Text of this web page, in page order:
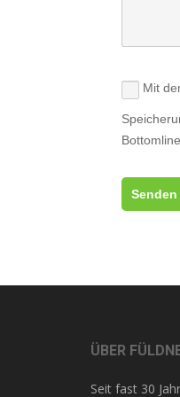
Mit
Senden
ÜBER
Seit fast 30